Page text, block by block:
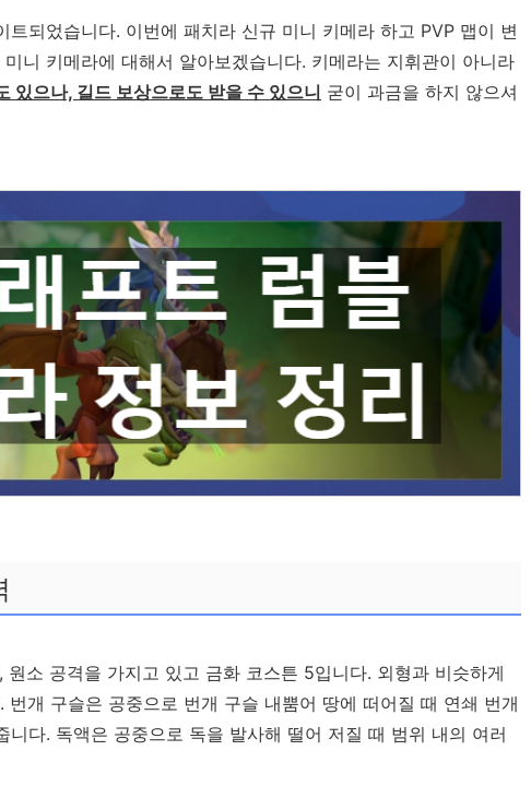
되었습니다. 이번에 패치라 신규 미니 키메라 하고 PVP 맵이 변
니 키메라에 대해서 알아보겠습니다. 키메라는 지휘관이 아니라
있으나, 길드 보상으로도 받을 수 있으니 굳이 과금을 하지 않으셔
원소 공격을 가지고 있고 금화 코스튼 5입니다. 외형과 비슷하게
번개 구슬은 공중으로 번개 구슬 내뿜어 땅에 떠어질 때 연쇄 번개
니다. 독액은 공중으로 독을 발사해 떨어 저질 때 범위 내의 여러